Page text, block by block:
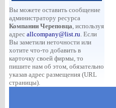
Вы можете оставить сообщение
администратору ресурса
Компании Череповца, используя
адрес allcompany@list.ru. Если
Вы заметили неточности или
хотите что-то добавить в
карточку своей фирмы, то
пишите нам об этом, обязательно
указав адрес размещения (URL
страницы).